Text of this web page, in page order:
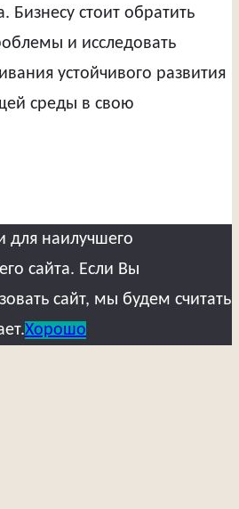
Бизнесу стоит обратить
и исследовать
устойчивого развития
среды в свою
для наилучшего
сайта. Если Вы
сайт, мы будем считать
Хорошо